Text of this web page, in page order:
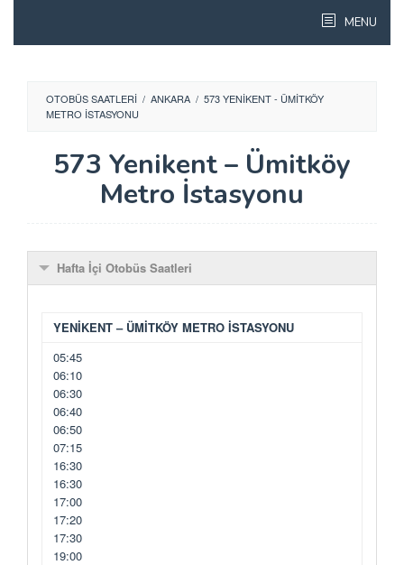
content
MENU
OTOBÜS SAATLERI / ANKARA / 573 YENIKENT - ÜMITKÖY
METRO İSTASYONU
573 Yenikent – Ümitköy
Metro İstasyonu
Hafta İçi Otobüs Saatleri
YENİKENT – ÜMİTKÖY METRO İSTASYONU
05:45
06:10
06:30
06:40
06:50
07:15
16:30
16:30
17:00
17:20
17:30
19:00